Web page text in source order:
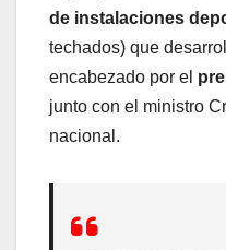
de instalaciones
techados) que
encabezado por el
junto con el ministro
nacional.